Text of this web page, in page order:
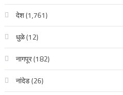
देश(1,761)
धुळे(12)
नागपूर(182)
नांदेड(26)